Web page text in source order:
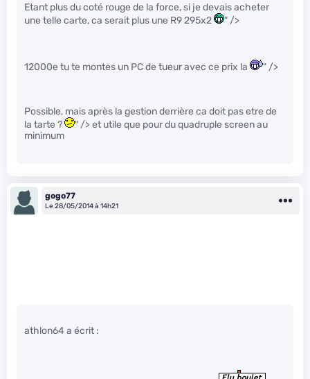
Etant plus du coté rouge de la force, si je devais acheter
une telle carte, ca serait plus une R9 295x2
" />
12000e tu te montes un PC de tueur avec ce prix la " />
Possible, mais après la gestion derrière ca doit pas etre de
la tarte ?
" /> et utile que pour du quadruple screen au
minimum
gogo77
Le 28/05/2014 à 14h21
athlon64 a écrit :